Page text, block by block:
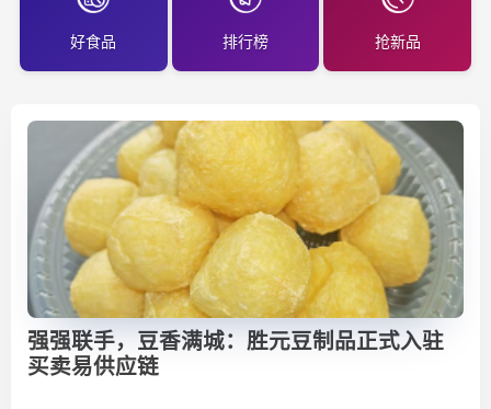
好食品 排行榜 抢新品
强强联手，豆香满城：胜元豆制品正式入驻
买卖易供应链